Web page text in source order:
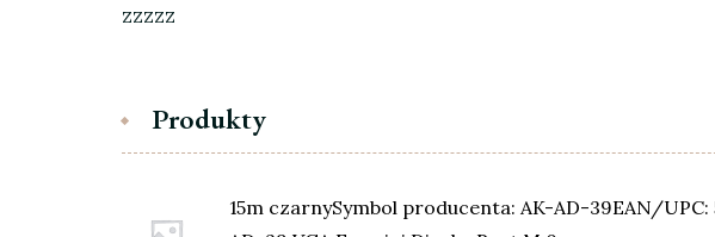
zzzzz
Produkty
15m czarnySymbol producenta: AK-AD-39EAN/